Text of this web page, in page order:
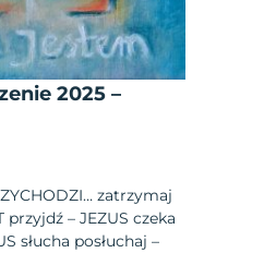
2025 –
zatrzymaj
przyjdź – JEZUS czeka
słucha posłuchaj –